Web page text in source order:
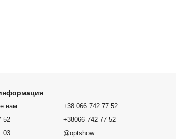
нам
52
03
+38 066 742 77 52
+38066 742 77 52
@optshow